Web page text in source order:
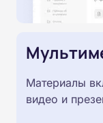
Материалы
видео и